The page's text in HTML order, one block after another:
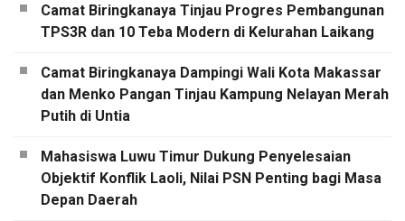
Camat Biringkanaya Tinjau Progres Pembangunan
TPS3R dan 10 Teba Modern di Kelurahan Laikang
Camat Biringkanaya Dampingi Wali Kota Makassar
dan Menko Pangan Tinjau Kampung Nelayan Merah
Putih di Untia
Mahasiswa Luwu Timur Dukung Penyelesaian
Objektif Konflik Laoli, Nilai PSN Penting bagi Masa
Depan Daerah